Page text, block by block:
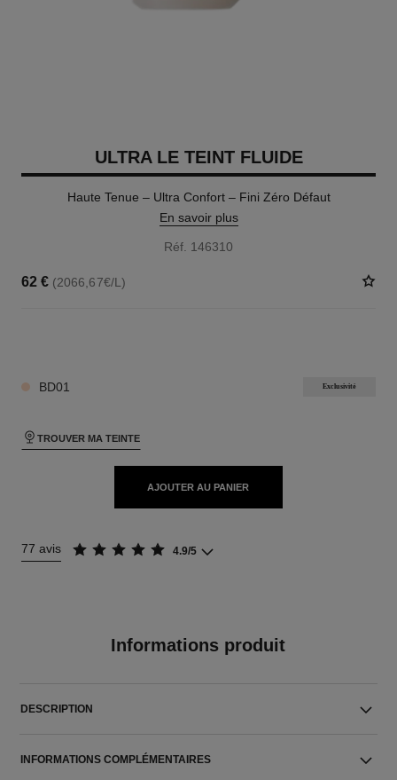
ULTRA LE TEINT FLUIDE
Haute Tenue – Ultra Confort – Fini Zéro Défaut
En savoir plus
Réf. 146310
62 € (2066,67€/L)
BD01 Exclusivité
TROUVER MA TEINTE
AJOUTER AU PANIER
77 avis 4.9/5
Informations produit
DESCRIPTION
INFORMATIONS COMPLÉMENTAIRES